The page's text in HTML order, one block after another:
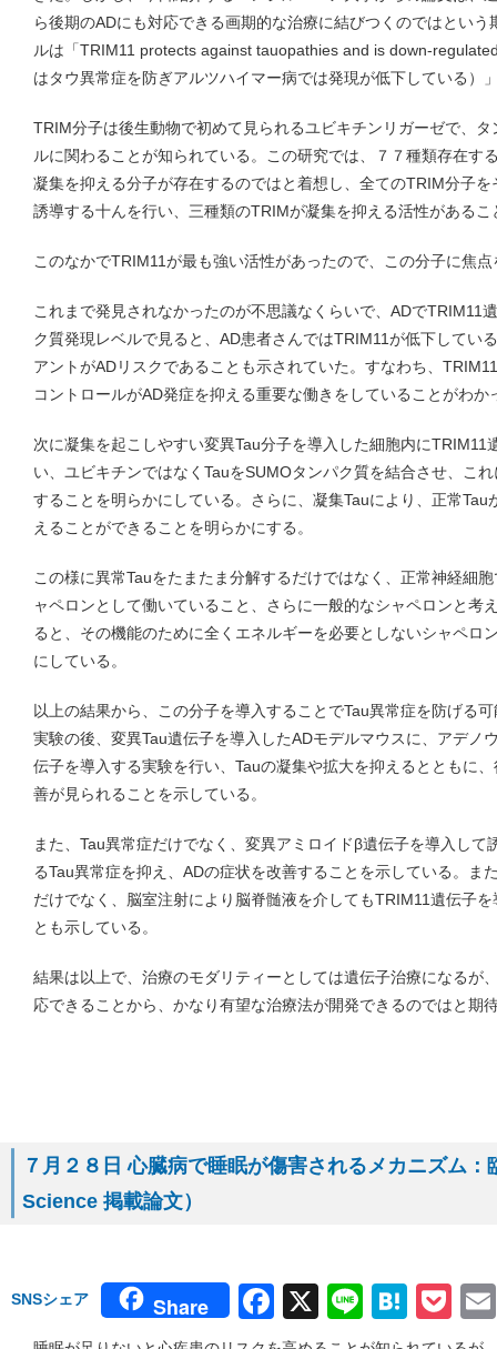
ら後期のADにも対応できる画期的な治療に結びつくのではとい
ルは「TRIM11 protects against tauopathies and is down-
はタウ異常症を防ぎアルツハイマー病では発現が低下している）
TRIM分子は後生動物で初めて見られるユビキチンリガーゼで、
ルに関わることが知られている。この研究では、７７種類存在す
凝集を抑える分子が存在するのではと着想し、全てのTRIM分子
誘導する十んを行い、三種類のTRIMが凝集を抑える活性があるこ
このなかでTRIM11が最も強い活性があったので、この分子に焦
これまで発見されなかったのが不思議なくらいで、ADでTRIM11
ク質発現レベルで見ると、AD患者さんではTRIM11が低下してい
アントがADリスクであることも示されていた。すなわち、
コントロールがAD発症を抑える重要な働きをしていることがわか
次に凝集を起こしやすい変異Tau分子を導入した細胞内にTRIM11
い、ユビキチンではなくTauをSUMOタンパク質を結合させ、こ
することを明らかにしている。さらに、凝集Tauにより、正常
えることができることを明らかにする。
この様に異常Tauをたまたま分解するだけではなく、正常神経細
ャペロンとして働いていること、さらに一般的なシャペロンと考
ると、その機能のために全くエネルギーを必要としないシャペロ
にしている。
以上の結果から、この分子を導入することでTau異常症を防げる
実験の後、変異Tau遺伝子を導入したADモデルマウスに、アデノ
伝子を導入する実験を行い、Tauの凝集や拡大を抑えるとともに
善が見られることを示している。
また、Tau異常症だけでなく、変異アミロイドβ遺伝子を導入し
るTau異常症を抑え、ADの症状を改善することを示している。ま
だけでなく、脳室注射により脳脊髄液を介してもTRIM11遺伝子
とも示している。
結果は以上で、治療のモダリティーとしては遺伝子治療になるが
応できることから、かなり有望な治療法が開発できるのではと期
７月２８日 心臓病で睡眠が傷害されるメカニズム
Science 掲載論文）
SNSシェア Share Facebook
X Line